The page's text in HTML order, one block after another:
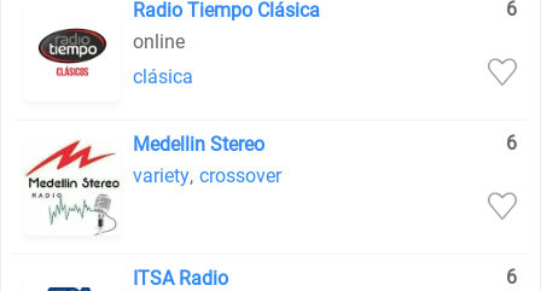
Radio Tiempo Clásica
6
online
clásica
Medellin Stereo
6
variety, crossover
ITSA Radio
6